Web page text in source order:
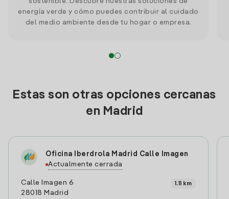
energía verde y cómo puedes contribuir al cuidado
del medio ambiente desde tu hogar o empresa.
Estas son otras opciones cercanas
en Madrid
Oficina Iberdrola Madrid Calle Imagen
Actualmente cerrada
Calle Imagen 6
28018 Madrid
1.11 km